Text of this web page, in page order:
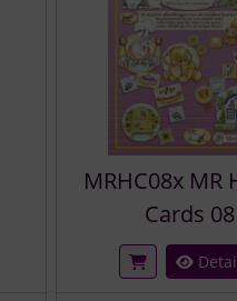
MRHC08x MR
Cards 08